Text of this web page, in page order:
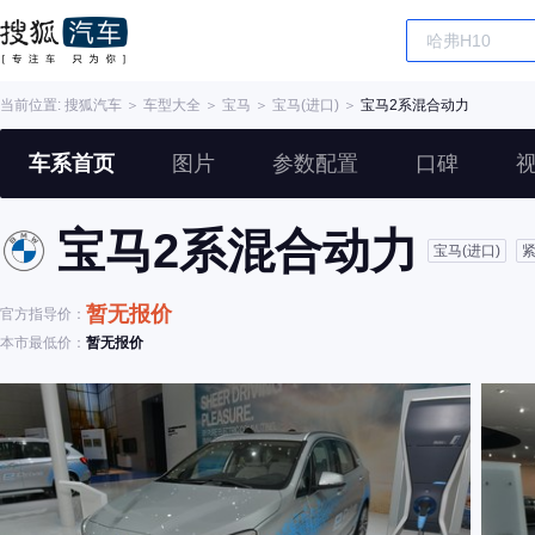
当前位置: 搜狐汽车 ＞ 车型大全 ＞ 宝马 ＞ 宝马(进口) ＞ 宝马2系混合动力
车系首页 图片 参数配置 口碑
宝马2系混合动力 宝马(进口)
官方指导价： 暂无报价
本市最低价： 暂无报价